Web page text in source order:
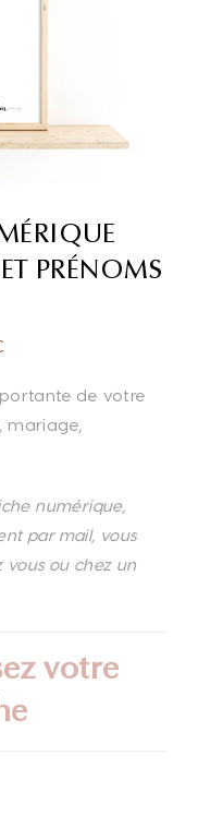
PRÉNOMS
de votre
mariage,
numérique,
par mail, vous
vous ou chez un
votre